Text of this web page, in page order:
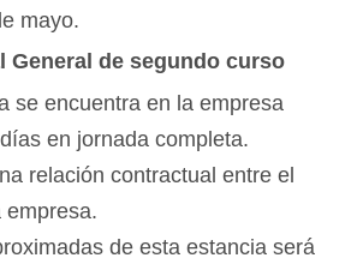
mayo.
General de segundo curso
se encuentra en la empresa
en jornada completa.
relación contractual entre el
empresa.
de esta estancia será